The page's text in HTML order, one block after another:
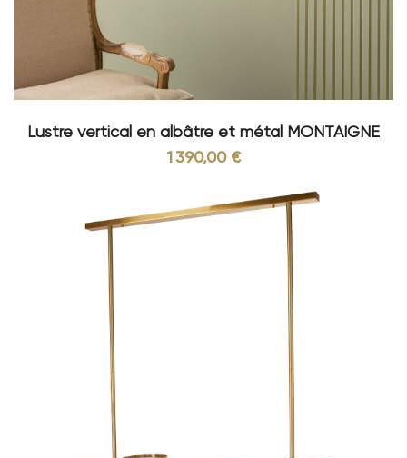
Lustre vertical en albâtre et métal MONTAIGNE
1 390,00 €